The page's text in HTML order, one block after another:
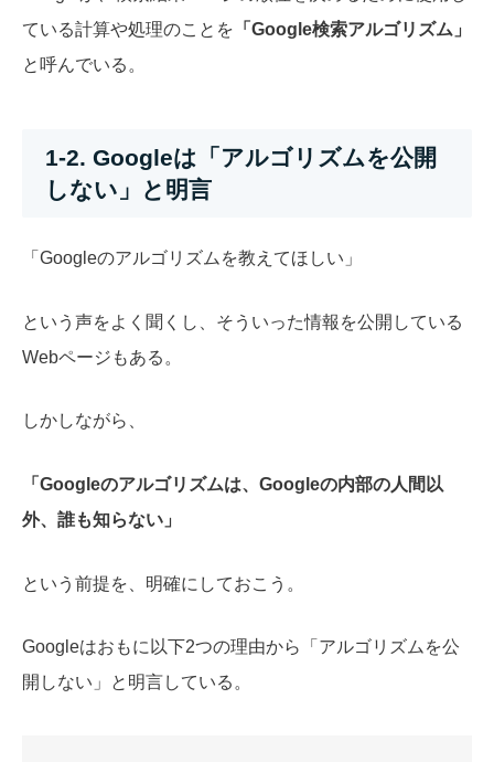
ている計算や処理のことを 「Google検索アルゴリズム」
と呼んでいる。
1-2. Googleは「アルゴリズムを公開
しない」と明言
「Googleのアルゴリズムを教えてほしい」
という声をよく聞くし、そういった情報を公開している
Webページもある。
しかしながら、
「Googleのアルゴリズムは、Googleの内部の人間以
外、誰も知らない」
という前提を、明確にしておこう。
Googleはおもに以下2つの理由から「アルゴリズムを公
開しない」と明言している。